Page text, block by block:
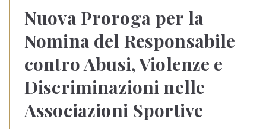
Nuova Proroga per la
Nomina del Responsabile
contro Abusi, Violenze e
Discriminazioni nelle
Associazioni Sportive